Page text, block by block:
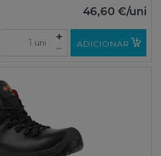
46,60 €/uni
uni ADICIONAR